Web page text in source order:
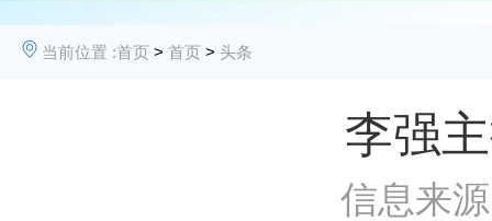
当前位置 :首页 > 首页 > 头条
李强
信息来